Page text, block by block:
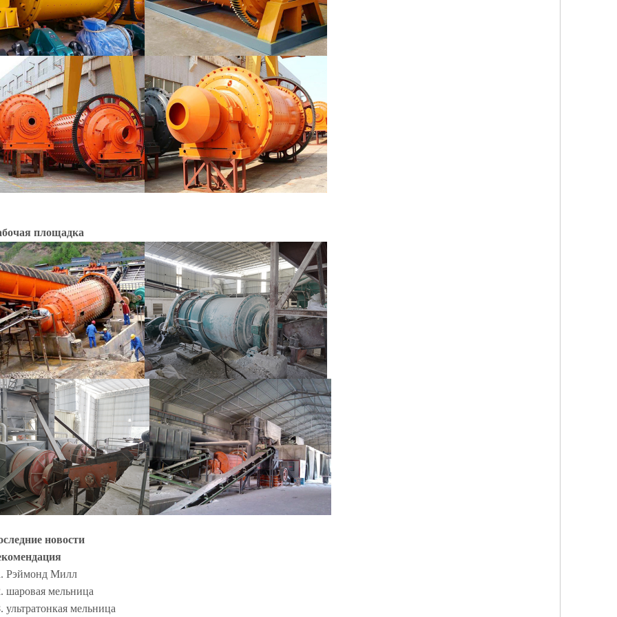
площадка
новости
Рэймонд Милл
шаровая мельница
ультратонкая мельница